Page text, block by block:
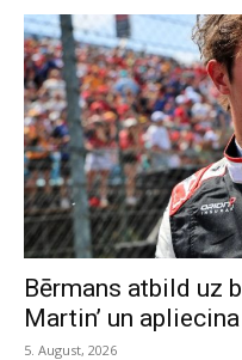
Bērmans atbild uz
Martin’ un
5. August, 2026